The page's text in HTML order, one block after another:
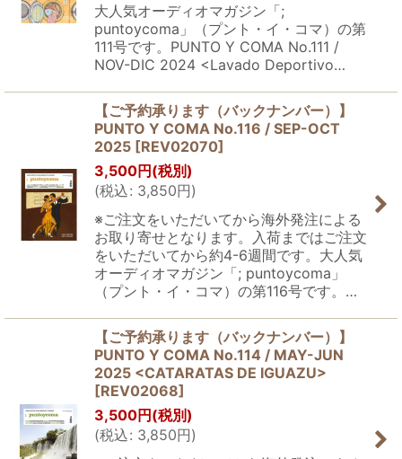
大人気オーディオマガジン「;
puntoycoma」（プント・イ・コマ）の第
111号です。PUNTO Y COMA No.111 /
NOV-DIC 2024 <Lavado Deportivo…
【ご予約承ります（バックナンバー）】
PUNTO Y COMA No.116 / SEP-OCT
2025 [REV02070]
3,500円(税別)
(税込: 3,850円)
※ご注文をいただいてから海外発注による
お取り寄せとなります。入荷まではご注文
をいただいてから約4-6週間です。大人気
オーディオマガジン「; puntoycoma」
（プント・イ・コマ）の第116号です。…
【ご予約承ります（バックナンバー）】
PUNTO Y COMA No.114 / MAY-JUN
2025 <CATARATAS DE IGUAZU>
[REV02068]
3,500円(税別)
(税込: 3,850円)